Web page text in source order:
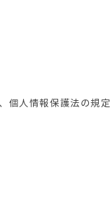
人情報保護法の規